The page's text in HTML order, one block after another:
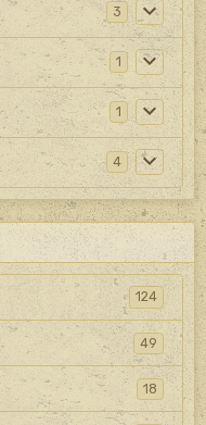
3
1
1
4
124
49
18